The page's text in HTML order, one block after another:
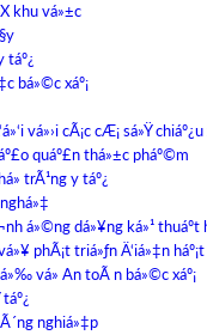
khu vá»±c
táº¿
bá»©c xáº¡
vá»›i cÃ¡c cÆ¡ sá»Ÿ chiáº¿u
quáº£n thá»±c pháº©m
trÃ¹ng y táº¿
á»©ng dá»¥ng ká»¹ thuáº­t
phÃ¡t triá»ƒn Ä‘iá»‡n
vá» An toÃ n bá»©c xáº¡
nghiá»‡p